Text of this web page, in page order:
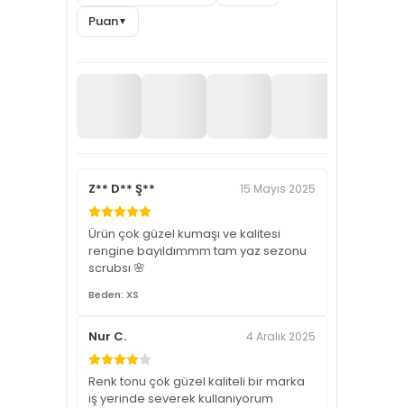
Puan▼
Z** D** Ş** 15 Mayıs 2025
Ürün çok güzel kumaşı ve kalitesi
rengine bayıldımmm tam yaz sezonu
scrubsı 🌸
Beden: XS
Nur C. 4 Aralık 2025
Renk tonu çok güzel kaliteli bir marka
iş yerinde severek kullanıyorum